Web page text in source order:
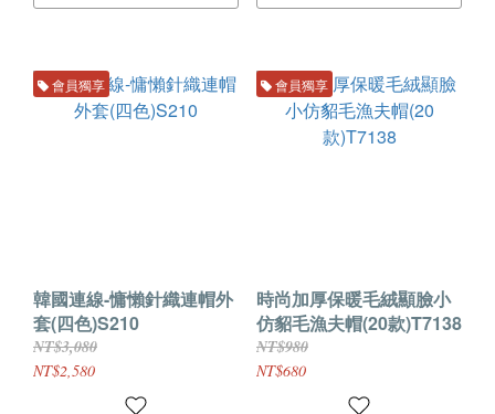
會員獨享
韓國連線-慵懶針織連帽外
套(四色)S210
NT$3,080
NT$2,580
會員獨享
時尚加厚保暖毛絨顯臉小
仿貂毛漁夫帽(20款)T7138
NT$980
NT$680